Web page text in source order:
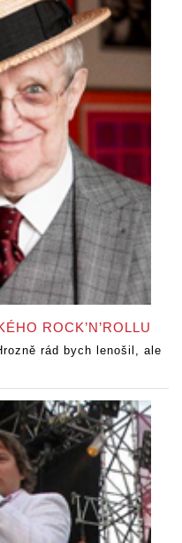
ROCK’N’ROLLU
rád bych lenošil, ale